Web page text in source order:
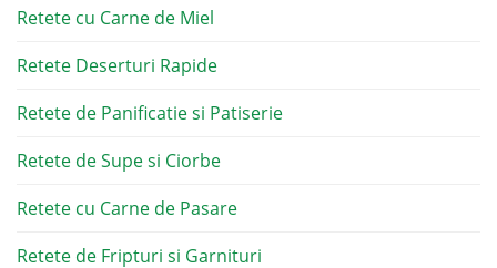
Retete cu Carne de Miel
Retete Deserturi Rapide
Retete de Panificatie si Patiserie
Retete de Supe si Ciorbe
Retete cu Carne de Pasare
Retete de Fripturi si Garnituri